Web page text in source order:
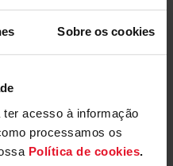
Sobre os cookies
acesso à informação
processamos os
Política de cookies.